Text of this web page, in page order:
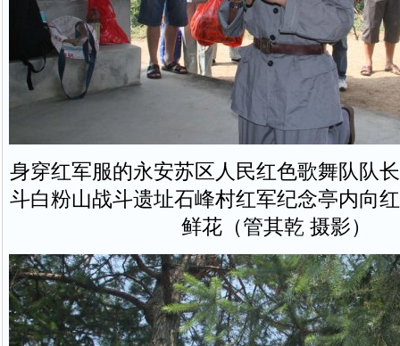
身穿红军服的永安苏区人民红色歌舞队队
斗白粉山战斗遗址石峰村红军纪念亭内向
鲜花（管其乾 摄影）